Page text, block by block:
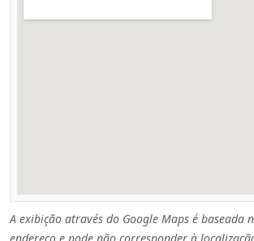
A exibição através do Google Maps é baseada